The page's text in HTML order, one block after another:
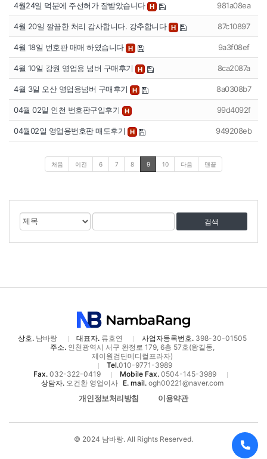
4월24일 덕분에 주선허가 잘받았습니다 H 981a08ea
4월 20일 깔끔한 처리 감사합니다. 강추합니다 H 87c10897
4월 18일 번호판 매매 하였습니다 H 9a3f08ef
4월 10일 강원 영업용 넘버 구매후기 H 8ca2087a
4월 3일 오산 영업용넘버 구매후기 H 8a0308b7
04월 02일 인천 번호판구입후기 H 99d4092f
04월02일 영업용번호판 매도후기 H 949208eb
처음 이전 6 7 8 9 10 다음 맨끝
게
물
검
색
대
검
어
상호.남바랑 대표자.류호연 사업자등록번호.398-30-01505
주소.인천광역시 서구 완정로 179, 6층 57호(왕길동,
제이원검단메디컬프라자)
Tel.010-9771-3989
Fax. 032-322-0419 Mobile Fax. 0504-145-3989
상담자.오건환 영업이사 E. mail.ogh00221@naver.com
개인정보처리방침 이용약관
© 2024 남바랑. All Rights Reserved.